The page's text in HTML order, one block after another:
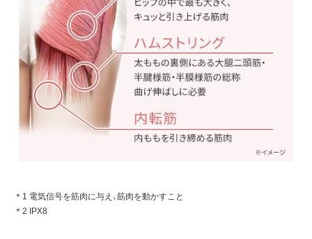
＊1 電気信号を筋肉に与え、筋肉を動かすこと
＊2 IPX8